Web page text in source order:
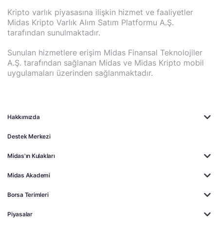
Hakkımızda
Destek Merkezi
Midas'ın Kulakları
Midas Akademi
Borsa Terimleri
Piyasalar
Kripto varlık piyasasına ilişkin hizmet ve faaliyetler
Midas Kripto Varlık Alım Satım Platformu A.Ş.
tarafından sunulmaktadır.
Sunulan hizmetlere erişim Midas Finansal Teknolojiler
A.Ş. tarafından sağlanan Midas ve Midas Kripto mobil
uygulamaları üzerinden sağlanmaktadır.